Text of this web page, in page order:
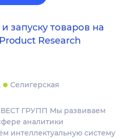
запуску товаров на
Research
Селигерская
ГРУПП Мы развиваем
аналитики
интеллектуальную систему